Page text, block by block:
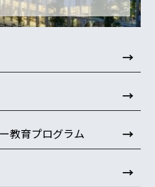
→
→
教育プログラム →
→